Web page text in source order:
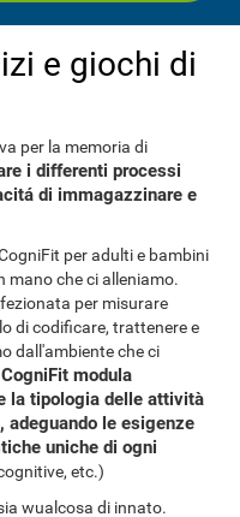
e giochi di
per la memoria di
i differenti processi
di immagazzinare e
per adulti e bambini
mano che ci alleniamo.
per misurare
di codificare, trattenere e
dall'ambiente che ci
CogniFit modula
la tipologia delle attività
adeguando le esigenze
uniche di ogni
etc.)
wualcosa di innato.